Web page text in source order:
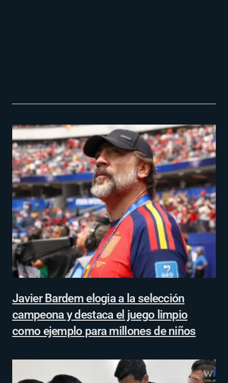
Javier Bardem elogia a la selección
campeona y destaca el juego limpio
como ejemplo para millones de niños